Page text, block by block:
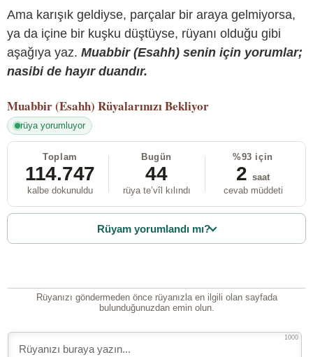
Ama karışık geldiyse, parçalar bir araya gelmiyorsa,
ya da içine bir kuşku düştüyse, rüyanı olduğu gibi
aşağıya yaz. Muabbir (Esahh) senin için yorumlar;
nasibi de hayır duandır.
Muabbir (Esahh) Rüyalarınızı Bekliyor
rüya yorumluyor
Toplam
114.747
kalbe dokunuldu
Bugün
44
rüya te’vîl kılındı
%93 için
2 saat
cevab müddeti
Rüyam yorumlandı mı?
Rüyanızı göndermeden önce rüyanızla en ilgili olan sayfada
bulunduğunuzdan emin olun.
1000